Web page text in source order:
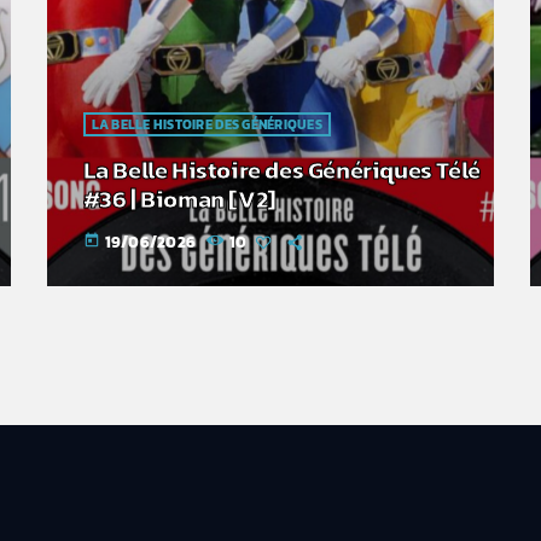
LA BELLE HISTOIRE DES GÉNÉRIQUES
La Belle Histoire des Génériques Télé
#36 | Bioman [V2]
today 19/06/2026 10